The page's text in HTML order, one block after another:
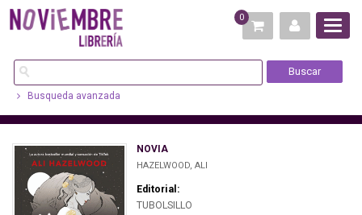
0
Busqueda avanzada
NOVIA
HAZELWOOD, ALI
Editorial:
TUBOLSILLO